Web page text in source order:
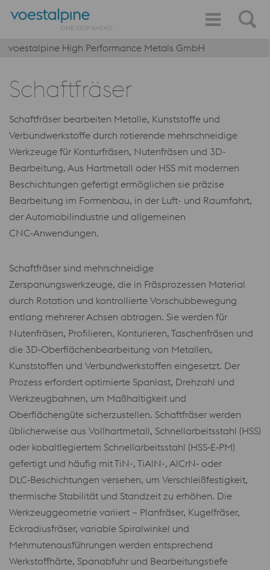
voestalpine High Performance Metals GmbH
Schaftfräser
Schaftfräser bearbeiten Metalle, Kunststoffe und
Verbundwerkstoffe durch rotierende mehrschneidige
Werkzeuge für Konturfräsen, Nutenfräsen und 3D-
Bearbeitung. Aus Hartmetall oder HSS mit modernen
Beschichtungen gefertigt ermöglichen sie präzise
Bearbeitung im Formenbau, in der Luft- und Raumfahrt,
der Automobilindustrie und allgemeinen
CNC‑Anwendungen.
Schaftfräser sind mehrschneidige
Zerspanungswerkzeuge, die in Fräsprozessen Material
durch Rotation und kontrollierte Vorschubbewegung
entlang mehrerer Achsen abtragen. Sie werden für
Nutenfräsen, Profilieren, Konturieren, Taschenfräsen und
die 3D‑Oberflächenbearbeitung von Metallen,
Kunststoffen und Verbundwerkstoffen eingesetzt. Der
Prozess erfordert optimierte Spanlast, Drehzahl und
Werkzeugbahnen, um Maßhaltigkeit und
Oberflächengüte sicherzustellen. Schaftfräser werden
üblicherweise aus Vollhartmetall, Schnellarbeitsstahl (HSS)
oder kobaltlegiertem Schnellarbeitsstahl (HSS‑E‑PM)
gefertigt und häufig mit TiN-, TiAlN-, AlCrN‑ oder
DLC‑Beschichtungen versehen, um Verschleißfestigkeit,
thermische Stabilität und Standzeit zu erhöhen. Die
Werkzeuggeometrie variiert – Planfräser, Kugelfräser,
Eckradiusfräser, variable Spiralwinkel und
Mehrnutenausführungen werden entsprechend
Werkstoffhärte, Spanabfuhr und Bearbeitungstiefe